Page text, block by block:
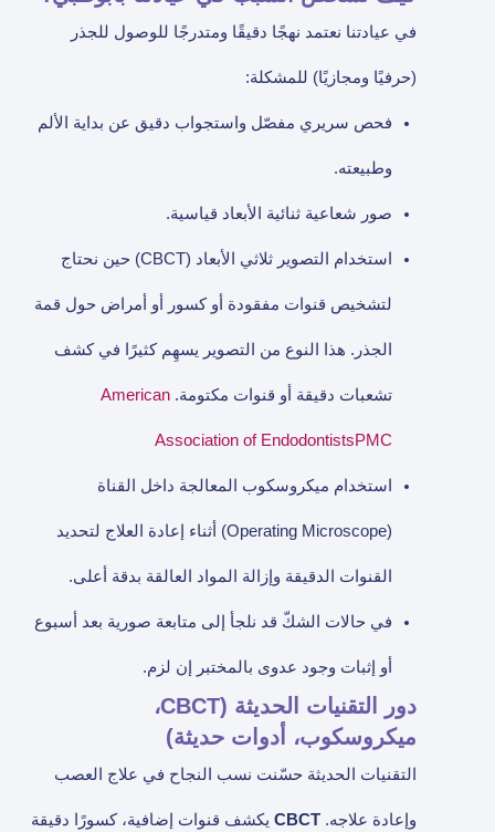
في عيادتنا نعتمد نهجًا دقيقًا ومتدرجًا للوصول للجذر
(حرفيًا ومجازيًا) للمشكلة:
فحص سريري مفصّل واستجواب دقيق عن بداية الألم
وطبيعته.
صور شعاعية ثنائية الأبعاد قياسية.
استخدام التصوير ثلاثي الأبعاد (CBCT) حين نحتاج
لتشخيص قنوات مفقودة أو كسور أو أمراض حول قمة
الجذر. هذا النوع من التصوير يسهِم كثيرًا في كشف
تشعبات دقيقة أو قنوات مكتومة. American
Association of EndodontistsPMC
استخدام ميكروسكوب المعالجة داخل القناة
(Operating Microscope) أثناء إعادة العلاج لتحديد
القنوات الدقيقة وإزالة المواد العالقة بدقة أعلى.
في حالات الشكّ قد نلجأ إلى متابعة صورية بعد أسبوع
أو إثبات وجود عدوى بالمختبر إن لزم.
دور التقنيات الحديثة (CBCT،
ميكروسكوب، أدوات حديثة)
التقنيات الحديثة حسّنت نسب النجاح في علاج العصب
وإعادة علاجه. CBCTيكشف قنوات إضافية، كسورًا دقيقة